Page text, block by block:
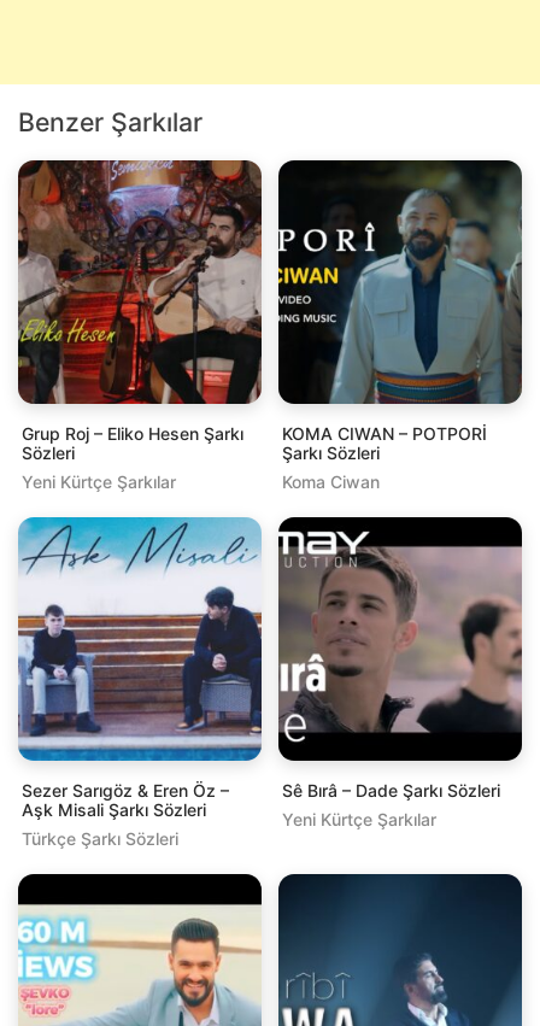
Benzer Şarkılar
Grup Roj – Eliko Hesen Şarkı
Sözleri
Yeni Kürtçe Şarkılar
KOMA CIWAN – POTPORİ
Şarkı Sözleri
Koma Ciwan
Sezer Sarıgöz & Eren Öz –
Aşk Misali Şarkı Sözleri
Türkçe Şarkı Sözleri
Sê Bırâ – Dade Şarkı Sözleri
Yeni Kürtçe Şarkılar